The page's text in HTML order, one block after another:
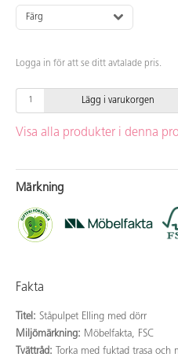
Färg
Logga in för att se ditt avtalade pris.
Lägg i varukorgen
Visa alla produkter i denna
Märkning
Fakta
Titel: Ståpulpet Elling med dörr
Miljömärkning: Möbelfakta, FSC
Tvättråd:
Torka med fuktad trasa